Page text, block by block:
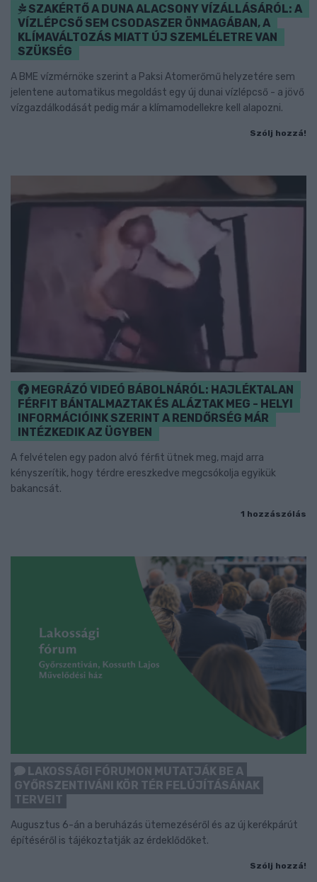
SZAKÉRTŐ A DUNA ALACSONY VÍZÁLLÁSÁRÓL: A
VÍZLÉPCSŐ SEM CSODASZER ÖNMAGÁBAN, A
KLÍMAVÁLTOZÁS MIATT ÚJ SZEMLÉLETRE VAN
SZÜKSÉG
A BME vízmérnöke szerint a Paksi Atomerőmű helyzetére sem
jelentene automatikus megoldást egy új dunai vízlépcső - a jövő
vízgazdálkodását pedig már a klímamodellekre kell alapozni.
Szólj hozzá!
MEGRÁZÓ VIDEÓ BÁBOLNÁRÓL: HAJLÉKTALAN
FÉRFIT BÁNTALMAZTAK ÉS ALÁZTAK MEG - HELYI
INFORMÁCIÓINK SZERINT A RENDŐRSÉG MÁR
INTÉZKEDIK AZ ÜGYBEN
A felvételen egy padon alvó férfit ütnek meg, majd arra
kényszerítik, hogy térdre ereszkedve megcsókolja egyikük
bakancsát.
1 hozzászólás
LAKOSSÁGI FÓRUMON MUTATJÁK BE A
GYŐRSZENTIVÁNI KÖR TÉR FELÚJÍTÁSÁNAK
TERVEIT
Augusztus 6-án a beruházás ütemezéséről és az új kerékpárút
építéséről is tájékoztatják az érdeklődőket.
Szólj hozzá!